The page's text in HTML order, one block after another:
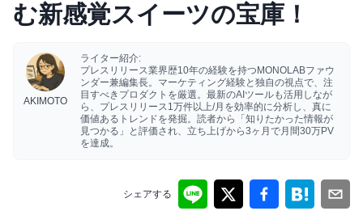
む新感覚スイーツの宝庫！
AKIMOTO
ライター紹介:
プレスリリース業界歴10年の経験を持つMONOLABファウ
ンダー兼編集長。マーケティング経験と独自の視点で、注
目すべきプロダクトを厳選。最新のAIツールも活用しなが
ら、プレスリリース1万件以上/月を効率的に分析し、真に
価値あるトレンドを発掘。読者から「知りたかった情報が
見つかる」と評価され、立ち上げから3ヶ月で月間30万PV
を達成。
シェアする